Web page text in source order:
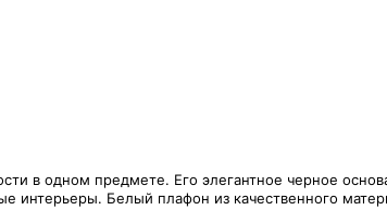
в одном предмете. Его элегантное черное
Белый плафон из качественного